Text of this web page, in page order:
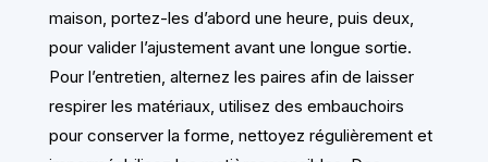
maison, portez-les d’abord une heure, puis deux,
pour valider l’ajustement avant une longue sortie.
Pour l’entretien, alternez les paires afin de laisser
respirer les matériaux, utilisez des embauchoirs
pour conserver la forme, nettoyez régulièrement et